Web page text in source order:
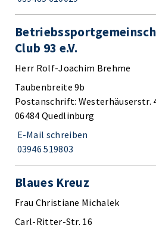
Club 93 e.V.
Herr Rolf-Joachim Brehme
Taubenbreite 9b
Postanschrift: Westerhäuserstr.
06484 Quedlinburg
E-Mail schreiben
03946 519803
Blaues Kreuz
Frau Christiane Michalek
Carl-Ritter-Str. 16